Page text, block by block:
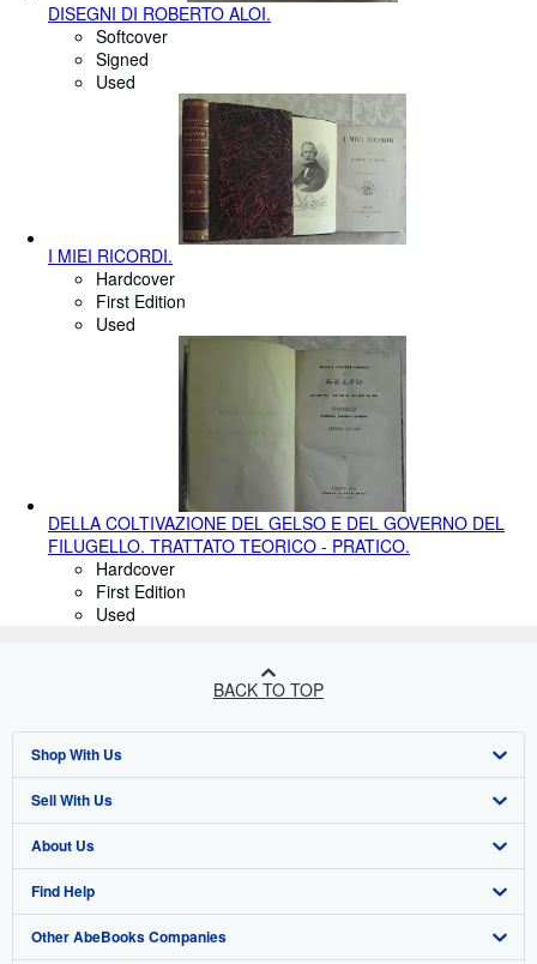
DISEGNI DI ROBERTO ALOI.
Softcover
Signed
Used
I MIEI RICORDI.
Hardcover
First Edition
Used
DELLA COLTIVAZIONE DEL GELSO E DEL GOVERNO DEL
FILUGELLO. TRATTATO TEORICO - PRATICO.
Hardcover
First Edition
Used
BACK TO TOP
Shop With Us
Advanced Search
Browse Collections
My Account
My Orders
Sell With Us
Start Selling
Join Our Affiliate Programme
Book Buyback
About Us
About AbeBooks
Media
Find Help
Help
Other AbeBooks Companies